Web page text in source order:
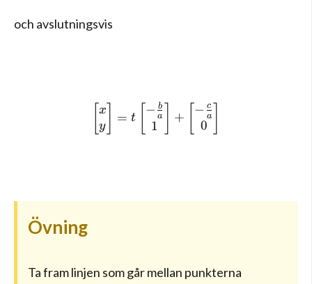
och avslutningsvis
\left[ \begin{matrix} x
x
y
= t
− a
b
1
+
− a
c
0
Övning
Ta fram linjen som går mellan punkterna